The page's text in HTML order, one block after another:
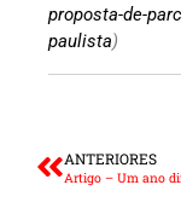
proposta-de-
paulista)
ANTERIORES